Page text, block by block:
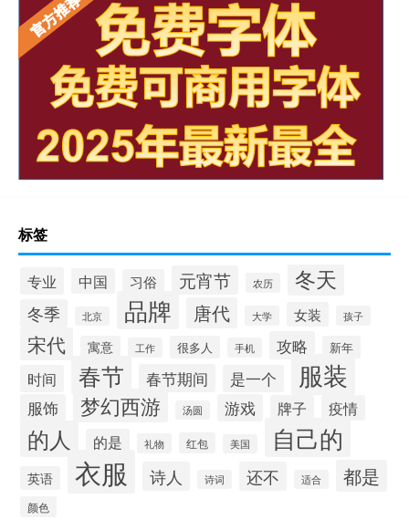
标签
专业 中国 习俗 元宵节 农历 冬天
冬季 北京 品牌 唐代 大学 女装 孩子
宋代 寓意 工作 很多人 手机 攻略 新年
时间 春节 春节期间 是一个 服装
服饰 梦幻西游 汤圆 游戏 牌子 疫情
的人 的是 礼物 红包 美国 自己的
英语 衣服 诗人 诗词 还不 适合 都是
颜色